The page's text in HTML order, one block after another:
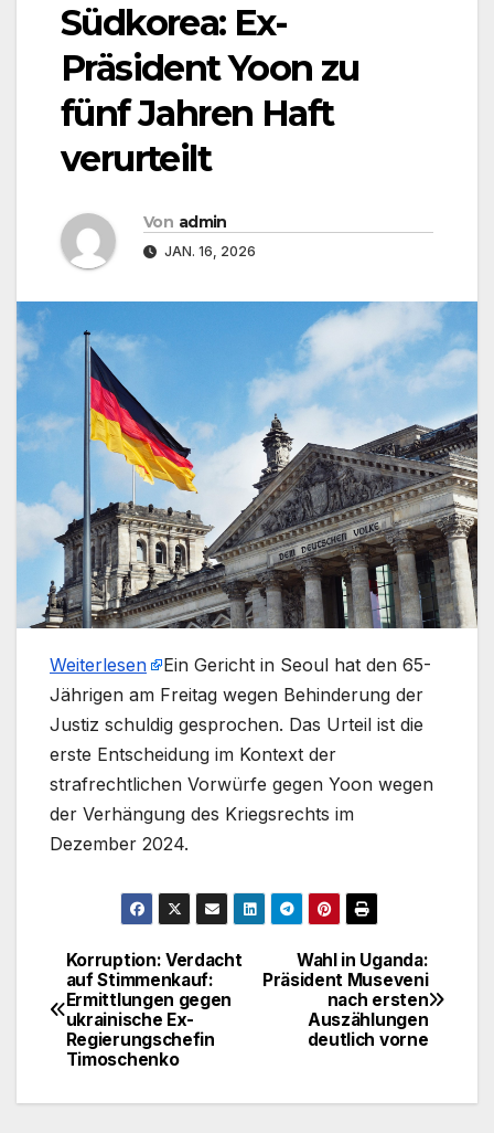
Südkorea: Ex-
Präsident Yoon zu
fünf Jahren Haft
verurteilt
Von admin
JAN. 16, 2026
Weiterlesen
​Ein Gericht in Seoul hat den 65-
Jährigen am Freitag wegen Behinderung der
Justiz schuldig gesprochen. Das Urteil ist die
erste Entscheidung im Kontext der
strafrechtlichen Vorwürfe gegen Yoon wegen
der Verhängung des Kriegsrechts im
Dezember 2024.
Beitragsnavigation
Wahl in Uganda:
Präsident Museveni
nach ersten
Auszählungen
deutlich vorne
Korruption: Verdacht
auf Stimmenkauf:
Ermittlungen gegen
ukrainische Ex-
Regierungschefin
Timoschenko